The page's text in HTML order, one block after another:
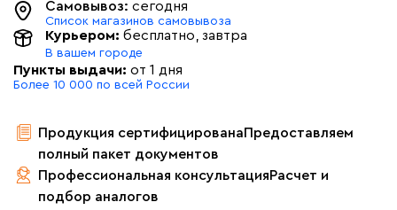
Самовывоз: сегодня
Список магазинов самовывоза
Курьером: бесплатно , завтра
В вашем городе
Пункты выдачи: от 1 дня
Более 10 000 по всей России
Продукция сертифицированаПредоставляем
полный пакет документов
Профессиональная консультацияРасчет и
подбор аналогов